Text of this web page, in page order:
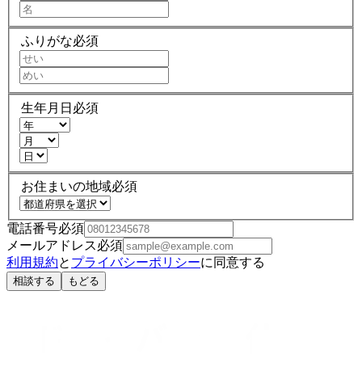
ふりがな必須
生年月日 必須
お住まいの地域必須
電話番号必須
メールアドレス必須
利用規約と プライバシーポリシーに同意する
相談する もどる